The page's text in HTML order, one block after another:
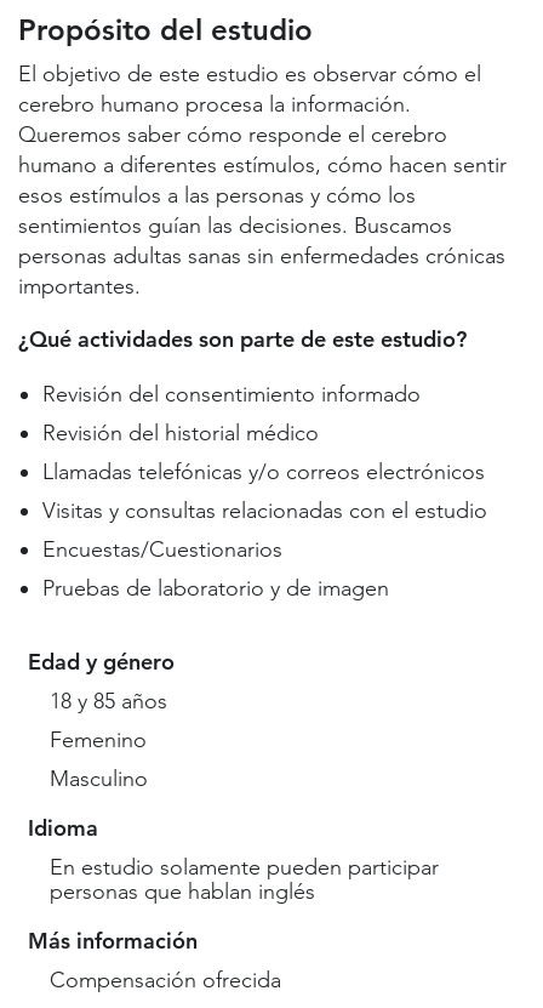
Lugares de estudio y contactos
Información útil
Propósito del estudio
El objetivo de este estudio es observar cómo el
cerebro humano procesa la información.
Queremos saber cómo responde el cerebro
humano a diferentes estímulos, cómo hacen sentir
esos estímulos a las personas y cómo los
sentimientos guían las decisiones. Buscamos
personas adultas sanas sin enfermedades crónicas
importantes.
¿Qué actividades son parte de este estudio?
Revisión del consentimiento informado
Revisión del historial médico
Llamadas telefónicas y/o correos electrónicos
Visitas y consultas relacionadas con el estudio
Encuestas/Cuestionarios
Pruebas de laboratorio y de imagen
Edad y género
18 y 85 años
Femenino
Masculino
Idioma
En estudio solamente pueden participar
personas que hablan inglés
Más información
Compensación ofrecida